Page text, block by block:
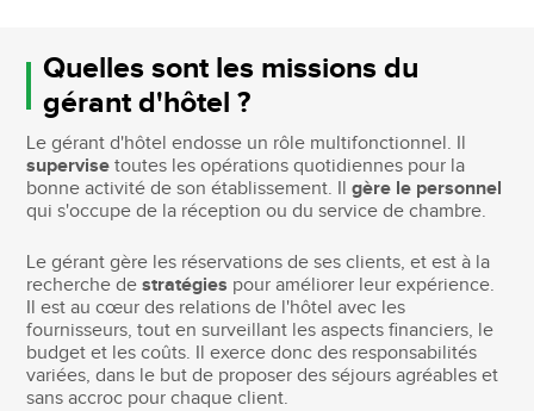
Quelles sont les missions du
gérant d'hôtel ?
Le gérant d'hôtel endosse un rôle multifonctionnel. Il
supervise toutes les opérations quotidiennes pour la
bonne activité de son établissement. Il gère le personnel
qui s'occupe de la réception ou du service de chambre.
Le gérant gère les réservations de ses clients, et est à la
recherche destratégies pour améliorer leur expérience.
Il est au cœur des relations de l'hôtel avec les
fournisseurs, tout en surveillant les aspects financiers, le
budget et les coûts. Il exerce donc des responsabilités
variées, dans le but de proposer des séjours agréables et
sans accroc pour chaque client.